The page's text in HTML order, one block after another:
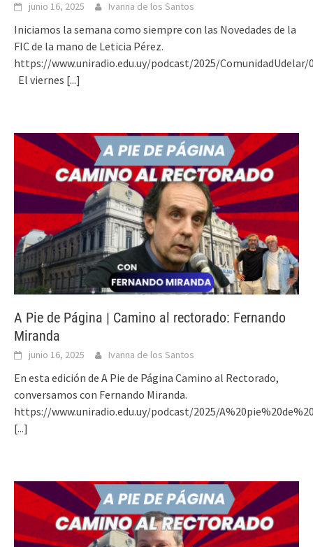
junio 16, 2025 Ivanna de los Santos
Iniciamos la semana como siempre con las Novedades de la
FIC de la mano de Leticia Pérez.
https://www.uniradio.edu.uy/podcast/2025/ComunidadUdelar/
El viernes [...]
A Pie de Página | Camino al rectorado: Fernando
Miranda
junio 16, 2025 Ivanna de los Santos
En esta edición de A Pie de Página Camino al Rectorado,
conversamos con Fernando Miranda.
https://www.uniradio.edu.uy/podcast/2025/
[...]